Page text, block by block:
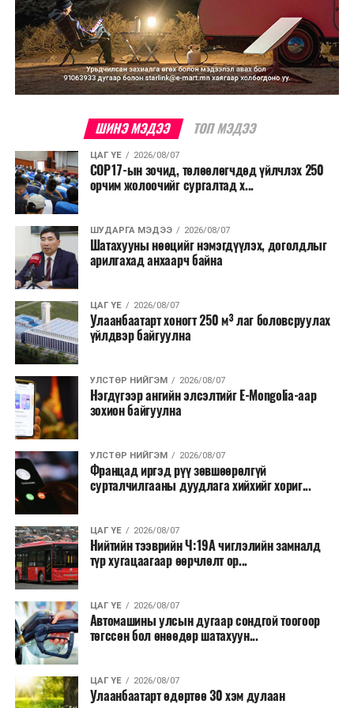
ШИНЭ МЭДЭЭ ТОП МЭДЭЭ
ЦАГ ҮЕ 2026/08/07
COP17-ын зочид, төлөөлөгчдөд үйлчлэх 250
орчим жолоочийг сургалтад х...
ШУДАРГА МЭДЭЭ 2026/08/07
Шатахууны нөөцийг нэмэгдүүлэх, доголдлыг
арилгахад анхаарч байна
ЦАГ ҮЕ 2026/08/07
Улаанбаатарт хоногт 250 м³ лаг боловсруулах
үйлдвэр байгуулна
УЛСТӨР НИЙГЭМ 2026/08/07
Нэгдүгээр ангийн элсэлтийг E-Mongolia-аар
зохион байгуулна
УЛСТӨР НИЙГЭМ 2026/08/07
Францад иргэд рүү зөвшөөрөлгүй
сурталчилгааны дуудлага хийхийг хориг...
ЦАГ ҮЕ 2026/08/07
Нийтийн тээврийн Ч:19А чиглэлийн замналд
түр хугацаагаар өөрчлөлт ор...
ЦАГ ҮЕ 2026/08/07
Автомашины улсын дугаар сондгой тоогоор
төгссөн бол өнөөдөр шатахуун...
ЦАГ ҮЕ 2026/08/07
Улаанбаатарт өдөртөө 30 хэм дулаан